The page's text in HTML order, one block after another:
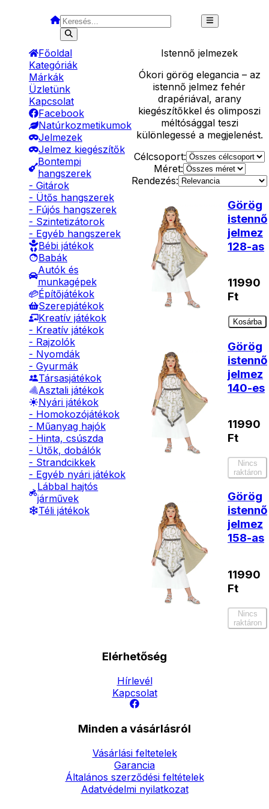
Főoldal
Kategóriák
Márkák
Üzletünk
Kapcsolat
Facebook
Natúrkozmetikumok
Jelmezek
Jelmez kiegészítők
Bontempi
hangszerek
- Gitárok
- Ütős hangszerek
- Fújós hangszerek
- Szintetizátorok
- Egyéb hangszerek
Bébi játékok
Babák
Autók és
munkagépek
Építőjátékok
Szerepjátékok
Kreatív játékok
- Kreatív játékok
- Rajzolók
- Nyomdák
- Gyurmák
Társasjátékok
Asztali játékok
Nyári játékok
- Homokozójátékok
- Műanyag hajók
- Hinta, csúszda
- Ütők, dobálók
- Strandcikkek
- Egyéb nyári játékok
Lábbal hajtós
járművek
Téli játékok
Istennő jelmezek
Ókori görög elegancia – az
istennő jelmez fehér
drapériával, arany
kiegészítőkkel és olimposzi
méltósággal teszi
különlegessé a megjelenést.
Célcsoport:
Méret:
Rendezés:
Görög
istennő
jelmez
128-as
11990
Ft
Kosárba
Görög
istennő
jelmez
140-es
11990
Ft
Nincs
raktáron
Görög
istennő
jelmez
158-as
11990
Ft
Nincs
raktáron
Elérhetőség
Hírlevél
Kapcsolat
Minden a vásárlásról
Vásárlási feltetelek
Garancia
Általános szerződési feltételek
Adatvédelmi nyilatkozat